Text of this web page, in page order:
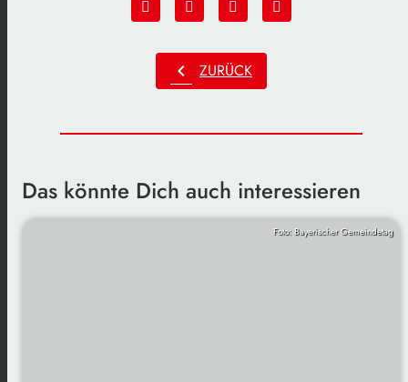
chevron_left ZURÜCK
Das könnte Dich auch interessieren
Foto: Bayerischer Gemeindetag